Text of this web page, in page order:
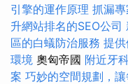
引擎的運作原理 抓漏
升網站排名的SEO公司
區的白蟻防治服務 提
環境 奧匈帝國 附近牙
案 巧妙的空間規劃，